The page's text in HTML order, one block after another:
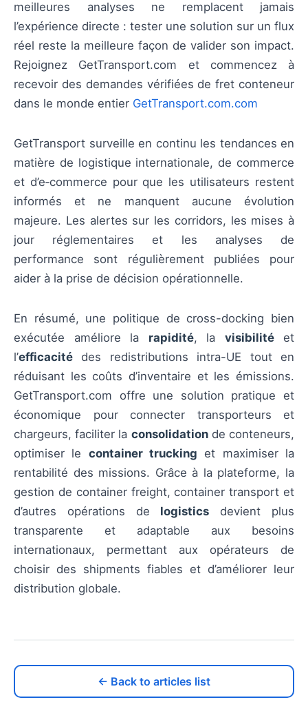
meilleures analyses ne remplacent jamais
l’expérience directe : tester une solution sur un flux
réel reste la meilleure façon de valider son impact.
Rejoignez GetTransport.com et commencez à
recevoir des demandes vérifiées de fret conteneur
dans le monde entier GetTransport.com.com
GetTransport surveille en continu les tendances en
matière de logistique internationale, de commerce
et d’e‑commerce pour que les utilisateurs restent
informés et ne manquent aucune évolution
majeure. Les alertes sur les corridors, les mises à
jour réglementaires et les analyses de
performance sont régulièrement publiées pour
aider à la prise de décision opérationnelle.
En résumé, une politique de cross-docking bien
exécutée améliore la rapidité, la visibilitéet
l’efficacité des redistributions intra-UE tout en
réduisant les coûts d’inventaire et les émissions.
GetTransport.com offre une solution pratique et
économique pour connecter transporteurs et
chargeurs, faciliter la consolidationde conteneurs,
optimiser le container trucking et maximiser la
rentabilité des missions. Grâce à la plateforme, la
gestion de container freight, container transport et
d’autres opérations de logistics devient plus
transparente et adaptable aux besoins
internationaux, permettant aux opérateurs de
choisir des shipments fiables et d’améliorer leur
distribution globale.
← Back to articles list